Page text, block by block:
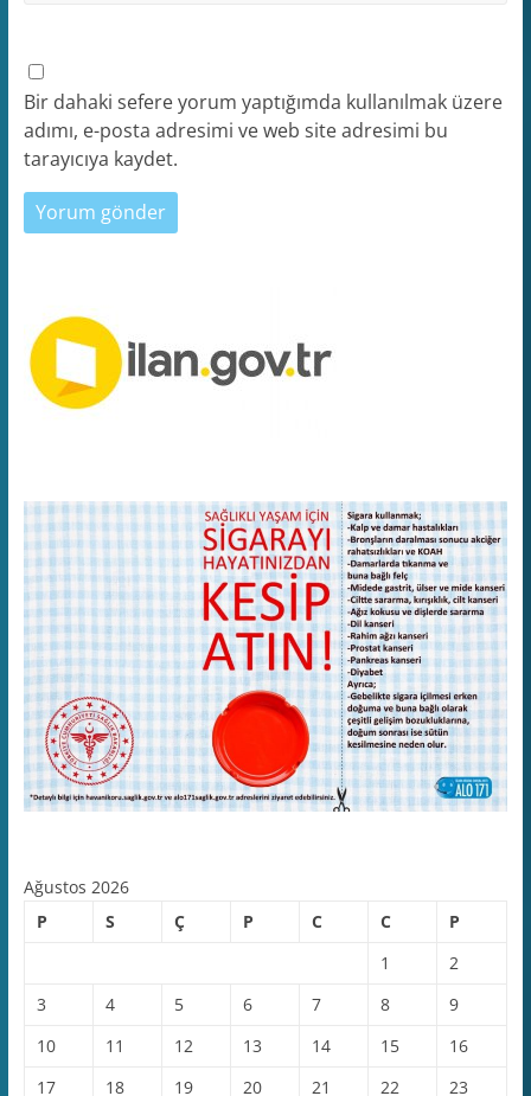
Bir dahaki sefere yorum yaptığımda kullanılmak üzere
adımı, e-posta adresimi ve web site adresimi bu
tarayıcıya kaydet.
Ağustos 2026
P
S Ç P C C
P
1
2
3
4 5 6 7 8
9
10
11 12 13 14 15
16
17
18 19 20 21 22 23